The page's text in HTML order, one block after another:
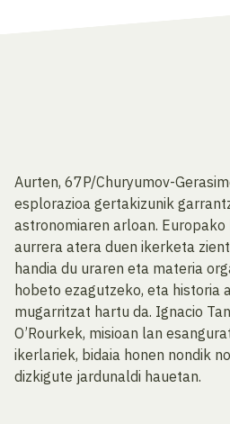
Aurten, 67P/Churyumov-
esplorazioa gertakizunik
astronomiaren arloan. Europako
aurrera atera duen ikerketa
handia du uraren eta materia
hobeto ezagutzeko, eta historia
mugarritzat hartu da. Ignacio
O’Rourkek, misioan lan
ikerlariek, bidaia honen nondik
dizkigute jardunaldi hauetan.